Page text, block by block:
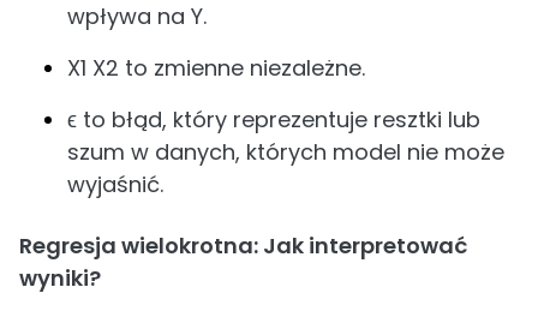
wpływa na Y.
X1 X2 to zmienne niezależne.
ϵ to błąd, który reprezentuje resztki lub
szum w danych, których model nie może
wyjaśnić.
Regresja wielokrotna: Jak interpretować
wyniki?